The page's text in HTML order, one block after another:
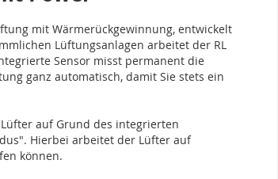
mit Wärmerückgewinnung, entwickelt
Lüftungsanlagen arbeitet der RL
Sensor misst permanent die
ganz automatisch, damit Sie stets ein
auf Grund des integrierten
Hierbei arbeitet der Lüfter auf
können.